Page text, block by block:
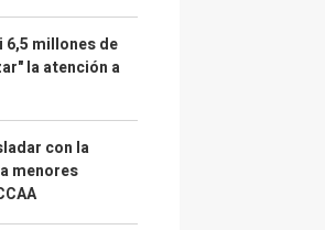
6,5 millones de
la atención a
con la
menores